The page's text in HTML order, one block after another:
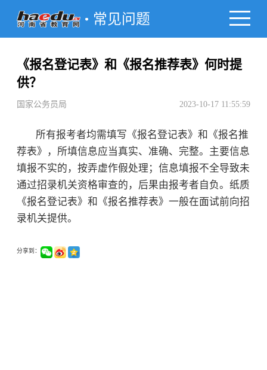
常见问题
《报名登记表》和《报名推荐表》何时提
供？
国家公务员局 2023-10-17 11:55:59
所有报考者均需填写《报名登记表》和《报名推
荐表》，所填信息应当真实、准确、完整。主要信息
填报不实的，按弄虚作假处理；信息填报不全导致未
通过招录机关资格审查的，后果由报考者自负。纸质
《报名登记表》和《报名推荐表》一般在面试前向招
录机关提供。
分享到：